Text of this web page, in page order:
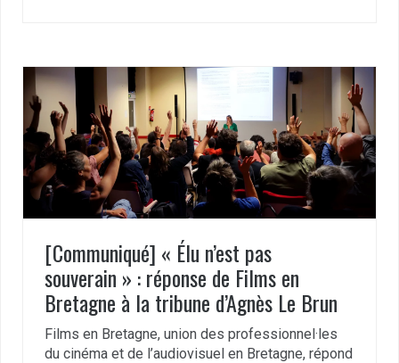
[Communiqué] « Élu n’est pas
souverain » : réponse de Films en
Bretagne à la tribune d’Agnès Le Brun
Films en Bretagne, union des professionnel·les
du cinéma et de l’audiovisuel en Bretagne, répond